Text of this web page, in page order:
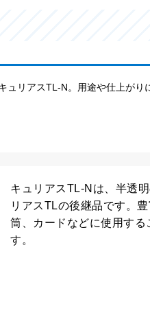
リアスTL-N。用途や仕上がり
キュリアスTL-Nは、半透
リアスTLの後継品です。
筒、カードなどに使用する
す。